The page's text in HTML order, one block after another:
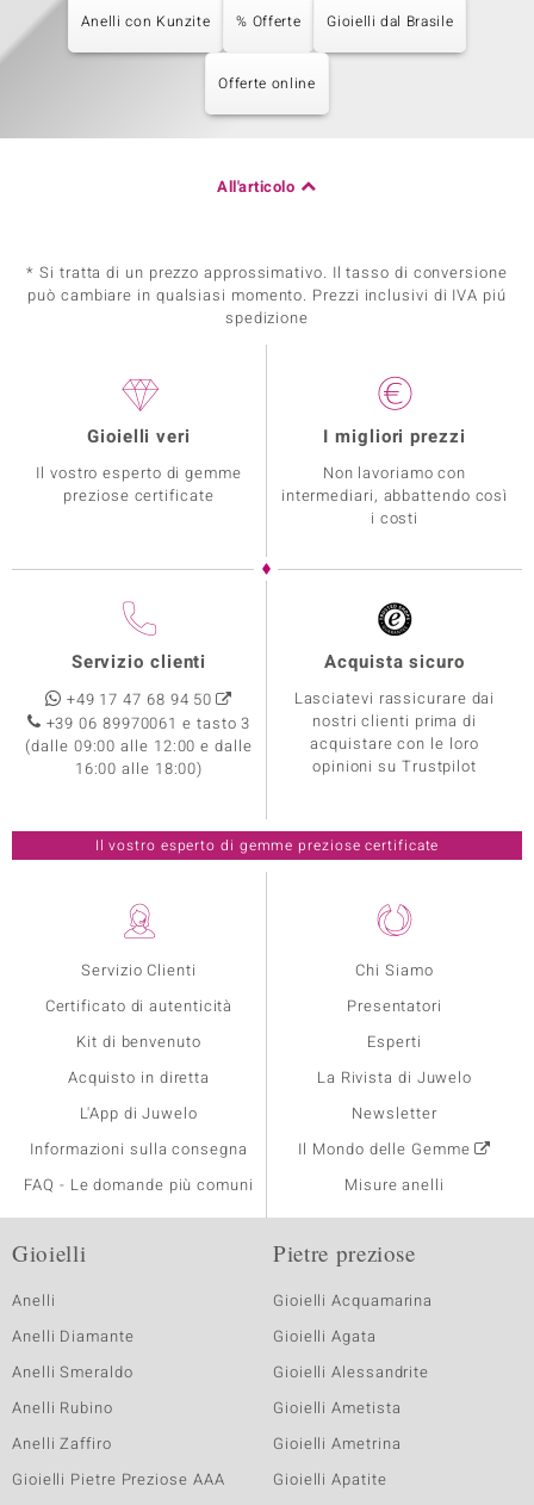
Anelli con Kunzite % Offerte Gioielli dal Brasile
Offerte online
All'articolo
* Si tratta di un prezzo approssimativo. Il tasso di conversione
può cambiare in qualsiasi momento. Prezzi inclusivi di IVA piú
spedizione
Servizio Clienti
Certificato di autenticità
Kit di benvenuto
Acquisto in diretta
L'App di Juwelo
Informazioni sulla consegna
FAQ - Le domande più comuni
Chi Siamo
Presentatori
Esperti
La Rivista di Juwelo
Newsletter
Il Mondo delle Gemme
Misure anelli
Gioielli veri
Il vostro esperto di gemme
preziose certificate
I migliori prezzi
Non lavoriamo con
intermediari, abbattendo così
i costi
Servizio clienti
+49 17 47 68 94 50
+39 06 89970061 e tasto 3
(dalle 09:00 alle 12:00 e dalle
16:00 alle 18:00)
Acquista sicuro
Lasciatevi rassicurare dai
nostri clienti prima di
acquistare con le loro
opinioni su Trustpilot
Il vostro esperto di gemme preziose certificate
Gioielli
Anelli
Anelli Diamante
Anelli Smeraldo
Anelli Rubino
Anelli Zaffiro
Gioielli Pietre Preziose AAA
Pietre preziose
Gioielli Acquamarina
Gioielli Agata
Gioielli Alessandrite
Gioielli Ametista
Gioielli Ametrina
Gioielli Apatite